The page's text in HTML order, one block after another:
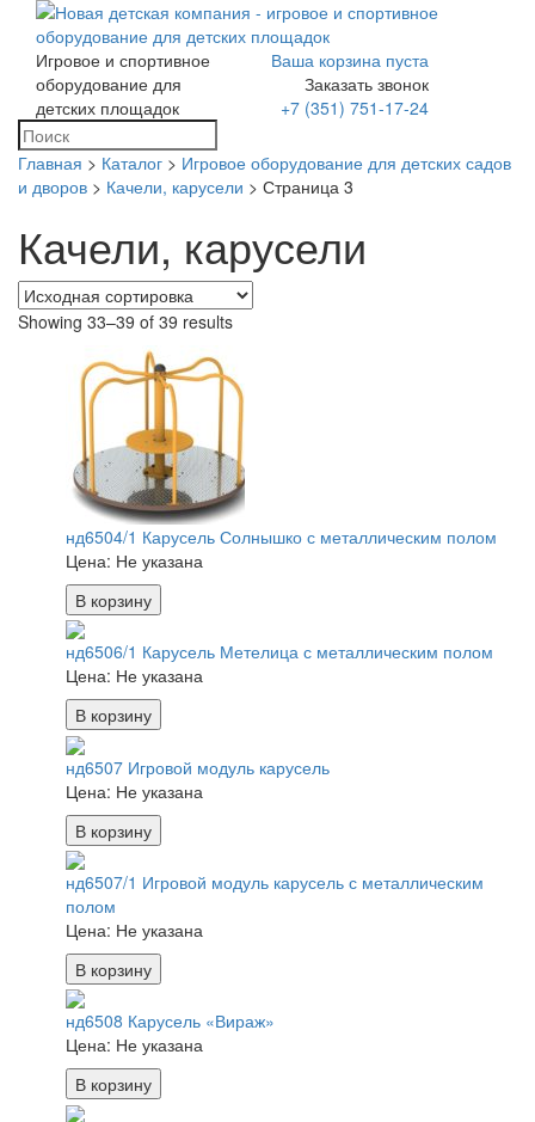
Игровое и спортивное
оборудование для
детских площадок
Ваша корзина пуста
Заказать звонок
+7 (351) 751-17-24
Главная > Каталог > Игровое оборудование для детских садов
и дворов > Качели, карусели > Страница 3
Качели, карусели
Showing 33–39 of 39 results
нд6504/1 Карусель Солнышко с металлическим полом
Цена: Не указана
В корзину
нд6506/1 Карусель Метелица с металлическим полом
Цена: Не указана
В корзину
нд6507 Игровой модуль карусель
Цена: Не указана
В корзину
нд6507/1 Игровой модуль карусель с металлическим
полом
Цена: Не указана
В корзину
нд6508 Карусель «Вираж»
Цена: Не указана
В корзину